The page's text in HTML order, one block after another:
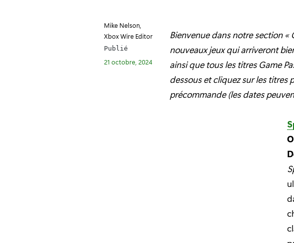
e
:
Mike Nelson,
Xbox Wire Editor
Publié
21 octobre, 2024
Bienvenue dans notre section «
nouveaux jeux qui arriveront
ainsi que tous les titres Game
dessous et cliquez sur les
précommande (les dates